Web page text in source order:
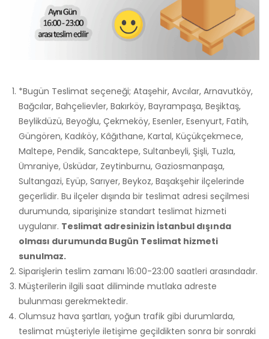
*Bugün Teslimat seçeneği; Ataşehir, Avcılar, Arnavutköy,
Bağcılar, Bahçelievler, Bakırköy, Bayrampaşa, Beşiktaş,
Beylikdüzü, Beyoğlu, Çekmeköy, Esenler, Esenyurt, Fatih,
Güngören, Kadıköy, Kâğıthane, Kartal, Küçükçekmece,
Maltepe, Pendik, Sancaktepe, Sultanbeyli, Şişli, Tuzla,
Ümraniye, Üsküdar, Zeytinburnu, Gaziosmanpaşa,
Sultangazi, Eyüp, Sarıyer, Beykoz, Başakşehir ilçelerinde
geçerlidir. Bu ilçeler dışında bir teslimat adresi seçilmesi
durumunda, siparişinize standart teslimat hizmeti
uygulanır. Teslimat adresinizin İstanbul dışında
olması durumunda Bugün Teslimat hizmeti
sunulmaz.
Siparişlerin teslim zamanı 16:00-23:00 saatleri arasındadır.
Müşterilerin ilgili saat diliminde mutlaka adreste
bulunması gerekmektedir.
Olumsuz hava şartları, yoğun trafik gibi durumlarda,
teslimat müşteriyle iletişime geçildikten sonra bir sonraki